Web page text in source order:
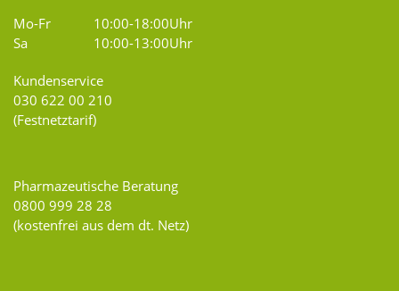
Mo-Fr
10:00-18:00Uhr
Sa
10:00-13:00Uhr
Kundenservice
030 622 00 210
(Festnetztarif)
Pharmazeutische Beratung
0800 999 28 28
(kostenfrei aus dem dt. Netz)